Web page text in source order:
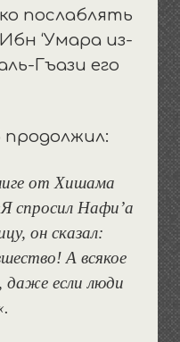
послаблять
‘Умара из-
Гъази его
от Хишама
спросил Нафи’а
он сказал:
А всякое
даже если люди